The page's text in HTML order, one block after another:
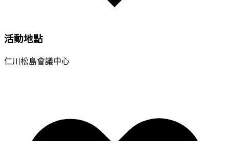
活動地點
仁川松島會議中心